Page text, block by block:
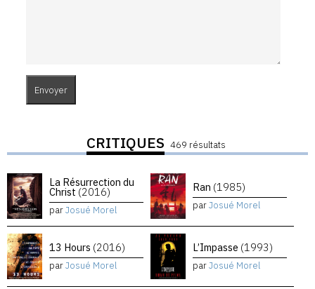
CRITIQUES 469 résultats
La Résurrection du
Christ (2016)
parJosué Morel
Ran (1985)
parJosué Morel
13 Hours (2016)
parJosué Morel
L’Impasse (1993)
parJosué Morel